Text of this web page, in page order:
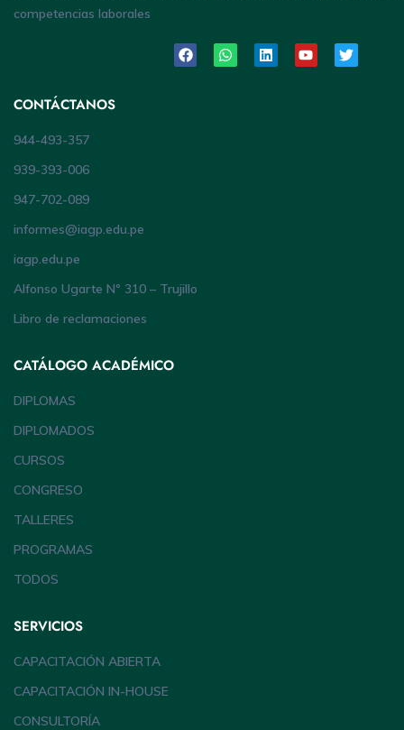
competencias laborales
CONTÁCTANOS
944-493-357
939-393-006
947-702-089
informes@iagp.edu.pe
iagp.edu.pe
Alfonso Ugarte Nº 310 – Trujillo
Libro de reclamaciones
CATÁLOGO ACADÉMICO
DIPLOMAS
DIPLOMADOS
CURSOS
CONGRESO
TALLERES
PROGRAMAS
TODOS
SERVICIOS
CAPACITACIÓN ABIERTA
CAPACITACIÓN IN-HOUSE
CONSULTORÍA